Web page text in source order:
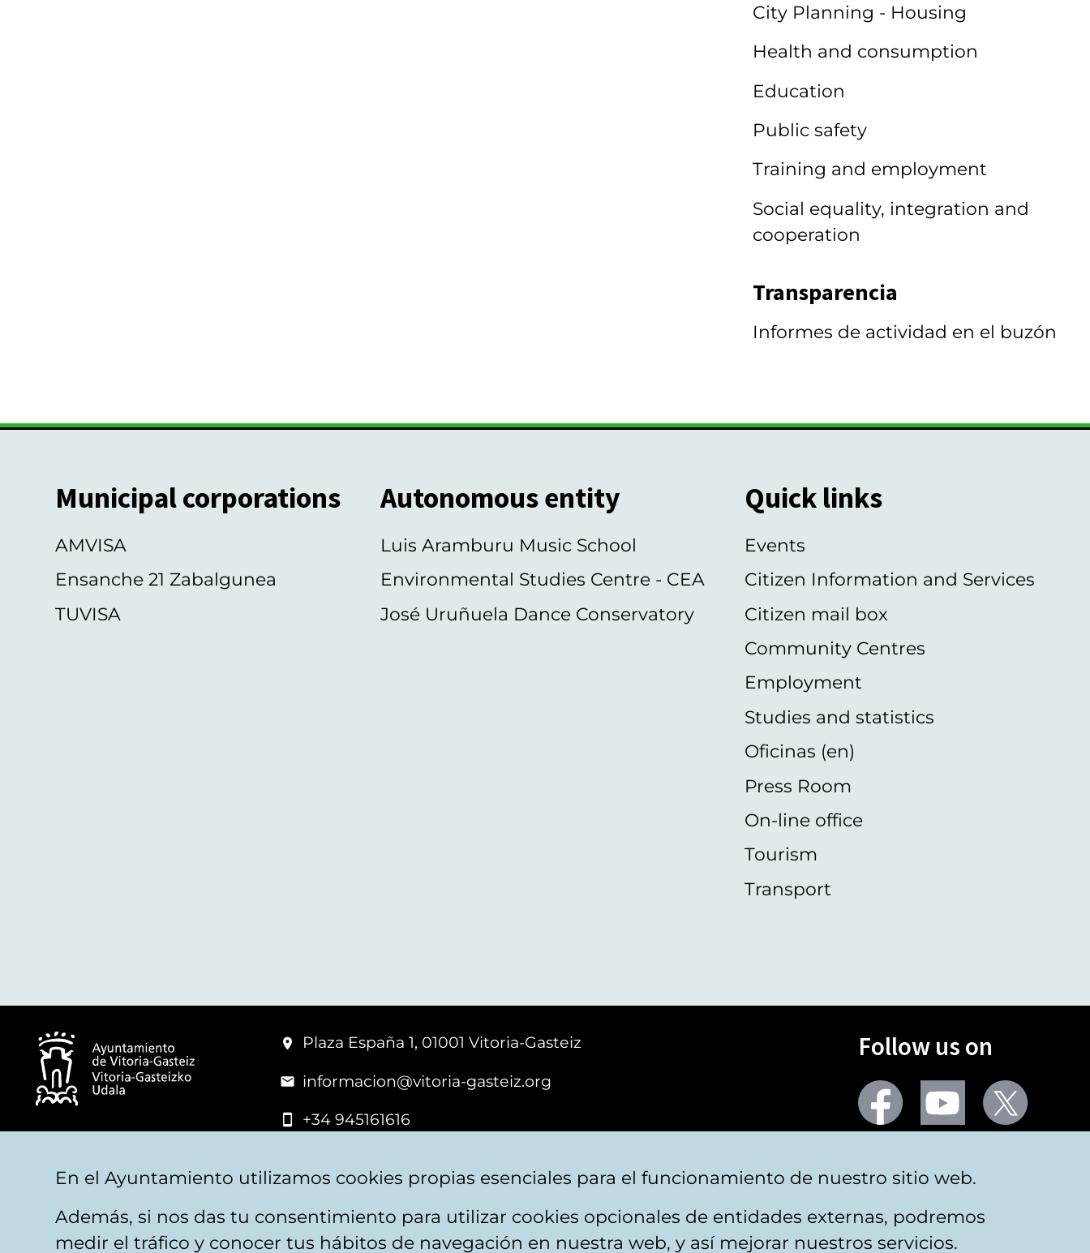
City Planning - Housing
Health and consumption
Education
Public safety
Training and employment
Social equality, integration and
cooperation
Transparencia
Informes de actividad en el buzón
Municipal corporations
AMVISA
Ensanche 21 Zabalgunea
TUVISA
Autonomous entity
Luis Aramburu Music School
Environmental Studies Centre - CEA
José Uruñuela Dance Conservatory
Quick links
Events
Citizen Information and Services
Citizen mail box
Community Centres
Employment
Studies and statistics
Oficinas (en)
Press Room
On-line office
Tourism
Transport
Plaza España 1, 01001 Vitoria-Gasteiz
informacion@vitoria-gasteiz.org
+34 945161616
Follow us on
Facebook Youtube
Legal warning Privacy Politica de cookies Website map Accessibility Contact
En el Ayuntamiento utilizamos cookies propias esenciales para el funcionamiento de nuestro sitio web.
Además, si nos das tu consentimiento para utilizar cookies opcionales de entidades externas, podremos
medir el tráfico y conocer tus hábitos de navegación en nuestra web, y así mejorar nuestros servicios.